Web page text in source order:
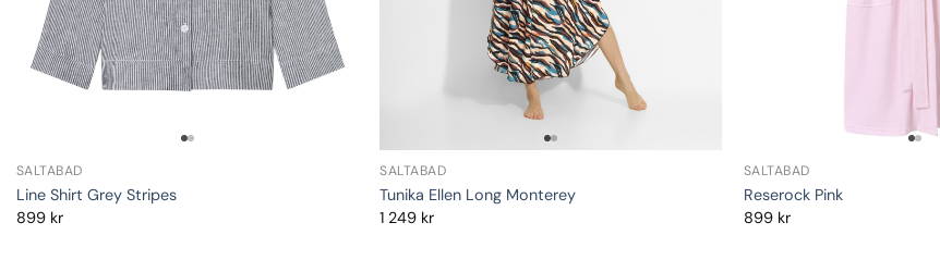
SALTABAD
Line Shirt Grey Stripes
899 kr
SALTABAD
Tunika Ellen Long Monterey
1 249 kr
SALTABAD
Reserock Pink
899 kr